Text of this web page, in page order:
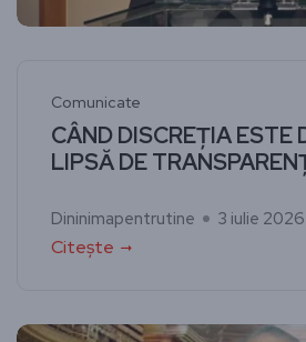
Comunicate
CÂND DISCREȚIA ESTE
LIPSĂ DE
Dininimapentrutine 3 iulie 2026
Citește